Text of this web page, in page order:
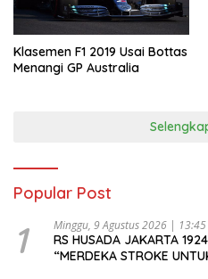
Klasemen F1 2019 Usai Bottas
Menangi GP Australia
Popular Post
1 Minggu, 9 Agustus 2026 | 13:45
RS HUSADA JAKARTA
“MERDEKA STROKE